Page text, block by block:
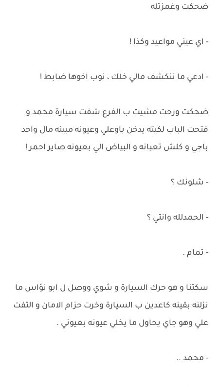
ضحكت وغمزتله
- اي عيني مواعيد وكذا !
- ادعي ما ننكشف مالي خلك ، نوب اخوها ضابط !
ضحكت ورحت مشيت ب الفرع شفت سيارة محمد و
فتحت الباب لكيته يدخن باوعلي وعيونه مبينه مال واحد
باچي و كلش تعبانه و البياض الي بعيونه صاير احمر !
- شلونك ؟
- الحمدلله وانتي ؟
- تمام .
سكتنا و هو حرك السيارة و شوي ووصل ل ابو نؤاس ما
نزلنه بقينه كاعدين ب السيارة وخرت حزام الامان و التفت
علي وهو جاي يحاول ما يخلي عيونه بعيوني .
- محمد ..